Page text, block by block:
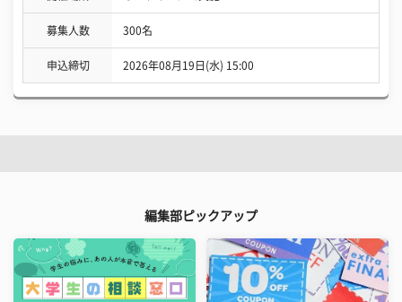
募集人数 300名
申込締切 2026年08月19日(水) 15:00
編集部ピックアップ